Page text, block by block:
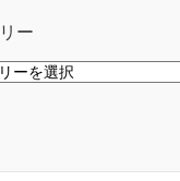
ー